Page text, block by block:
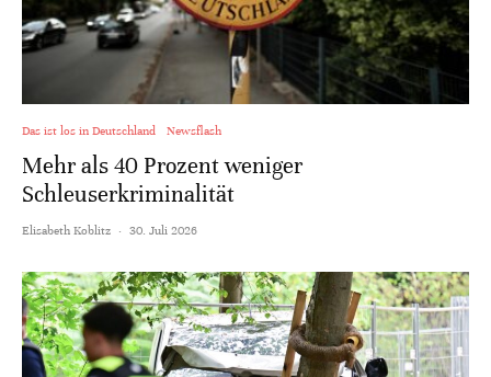
Das ist los in Deutschland Newsflash
Mehr als 40 Prozent weniger
Schleuserkriminalität
Elisabeth Koblitz · 30. Juli 2026